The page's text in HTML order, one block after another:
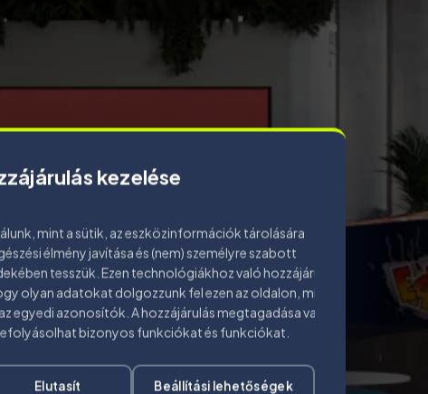
kezelése
mint a sütik, az eszközinformációk tárolására
élmény javítása és (nem) személyre szabott
tesszük. Ezen technológiákhoz való hozzájárulás
olyan adatokat dolgozzunk fel ezen az oldalon, mint a
egyedi azonosítók. A hozzájárulás megtagadása vagy
bizonyos funkciókat és funkciókat.
Elutasít Beállítási lehetőségek